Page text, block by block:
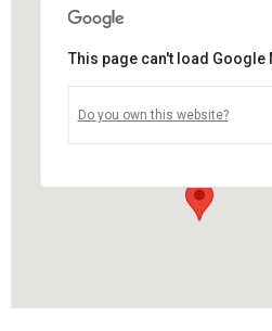
Voir Évènements
This page can't load Google
Do you own this website?